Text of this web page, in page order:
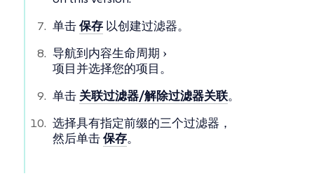
单击保存 以创建过滤器。
导航到内容生命周期
项目并选择您的项目。
单击关联过滤器/解除过滤器关联。
选择具有指定前缀的三个过滤器，
然后单击保存。